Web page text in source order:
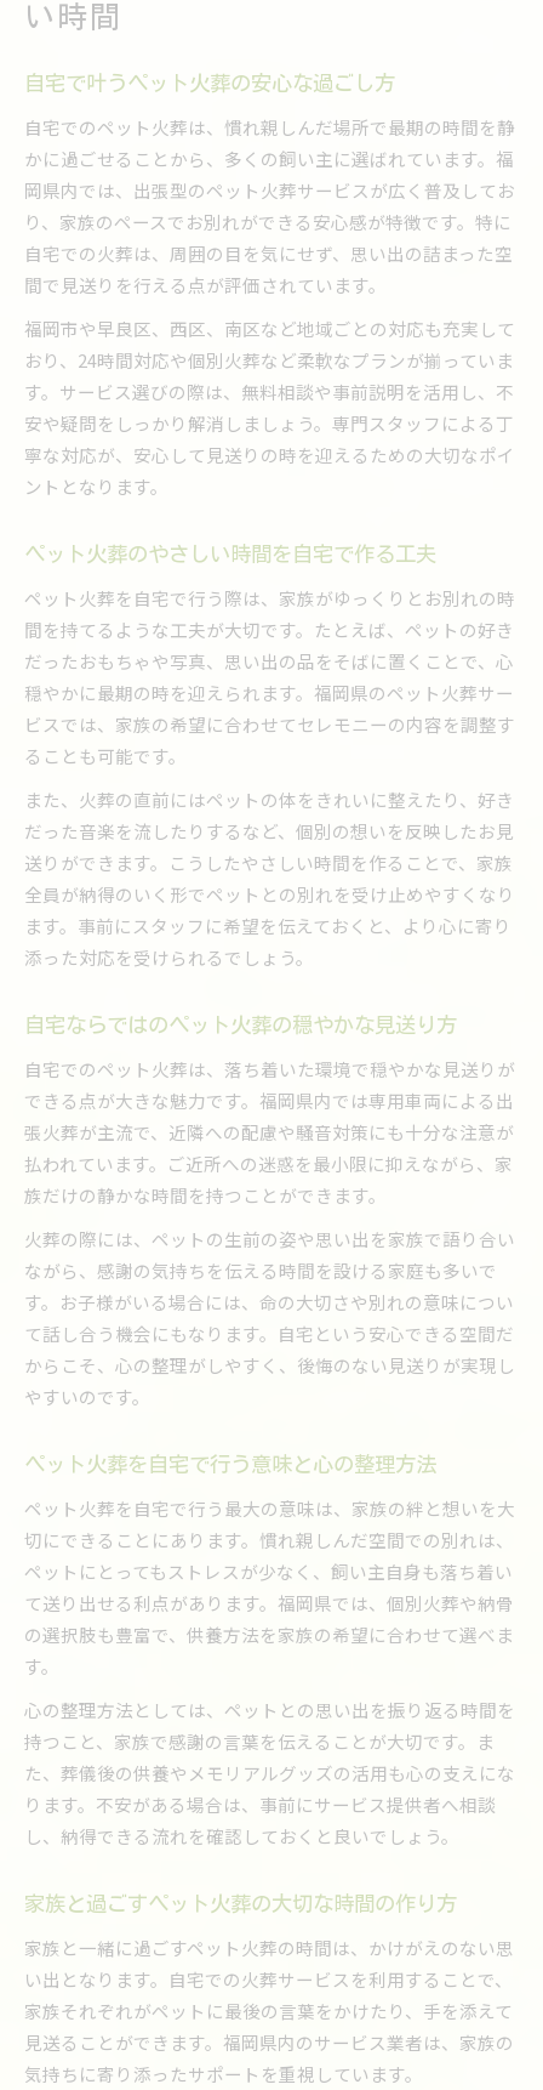
ト
ペット火葬自宅対応で大切な事前相談の活用法
自宅ペット火葬で安心感を得るためのポイント
福岡県における自宅でのペット火葬事情解説
福岡県の自宅ペット火葬サービスの現状と特徴
福岡県のペット火葬自宅対応の利便性と傾向
福岡県で広がる自宅ペット火葬の安心ポイント
福岡県の自宅ペット火葬選びで重視すべき点
福岡県におけるペット火葬自宅事情と口コミ活
用
ご自宅で後悔しないペット火葬を選ぶポイント
後悔しない自宅ペット火葬選びの確認ポイント
ペット火葬を自宅で選ぶ時の失敗しない選択基
自宅で納得できるペット火葬の見極め方を紹介
深い想いを大切にする火葬の供養方法紹介
自宅でできるペット火葬後の供養方法と心構え
ペット火葬後の自宅供養で大切にしたい想いの
継承
ペット火葬を自宅で見送る際の供養スタイル提
案
深い想いに寄り添う自宅ペット火葬供養の工夫
ペット火葬後の自宅供養アイデアと実践例
ペット火葬の流れと注意点をわかりやすく整理
自宅で行うペット火葬の流れと基本的な注意点
確認
自宅ペット火葬時に知っておきたい注意事項
ペット火葬自宅対応の流れを事前に把握するコ
ツ
トラブルを防ぐためのペット火葬自宅注意点ま
とめ
い時間
自宅で叶うペット火葬の安心な過ごし方
自宅でのペット火葬は、慣れ親しんだ場所で最期の時間を静
かに過ごせることから、多くの飼い主に選ばれています。福
岡県内では、出張型のペット火葬サービスが広く普及してお
り、家族のペースでお別れができる安心感が特徴です。特に
自宅での火葬は、周囲の目を気にせず、思い出の詰まった空
間で見送りを行える点が評価されています。
福岡市や早良区、西区、南区など地域ごとの対応も充実して
おり、24時間対応や個別火葬など柔軟なプランが揃っていま
す。サービス選びの際は、無料相談や事前説明を活用し、不
安や疑問をしっかり解消しましょう。専門スタッフによる丁
寧な対応が、安心して見送りの時を迎えるための大切なポイ
ントとなります。
ペット火葬のやさしい時間を自宅で作る工夫
ペット火葬を自宅で行う際は、家族がゆっくりとお別れの時
間を持てるような工夫が大切です。たとえば、ペットの好き
だったおもちゃや写真、思い出の品をそばに置くことで、心
穏やかに最期の時を迎えられます。福岡県のペット火葬サー
ビスでは、家族の希望に合わせてセレモニーの内容を調整す
ることも可能です。
また、火葬の直前にはペットの体をきれいに整えたり、好き
だった音楽を流したりするなど、個別の想いを反映したお見
送りができます。こうしたやさしい時間を作ることで、家族
全員が納得のいく形でペットとの別れを受け止めやすくなり
ます。事前にスタッフに希望を伝えておくと、より心に寄り
添った対応を受けられるでしょう。
自宅ならではのペット火葬の穏やかな見送り方
自宅でのペット火葬は、落ち着いた環境で穏やかな見送りが
できる点が大きな魅力です。福岡県内では専用車両による出
張火葬が主流で、近隣への配慮や騒音対策にも十分な注意が
払われています。ご近所への迷惑を最小限に抑えながら、家
族だけの静かな時間を持つことができます。
火葬の際には、ペットの生前の姿や思い出を家族で語り合い
ながら、感謝の気持ちを伝える時間を設ける家庭も多いで
す。お子様がいる場合には、命の大切さや別れの意味につい
て話し合う機会にもなります。自宅という安心できる空間だ
からこそ、心の整理がしやすく、後悔のない見送りが実現し
やすいのです。
ペット火葬を自宅で行う意味と心の整理方法
ペット火葬を自宅で行う最大の意味は、家族の絆と想いを大
切にできることにあります。慣れ親しんだ空間での別れは、
ペットにとってもストレスが少なく、飼い主自身も落ち着い
て送り出せる利点があります。福岡県では、個別火葬や納骨
の選択肢も豊富で、供養方法を家族の希望に合わせて選べま
す。
心の整理方法としては、ペットとの思い出を振り返る時間を
持つこと、家族で感謝の言葉を伝えることが大切です。ま
た、葬儀後の供養やメモリアルグッズの活用も心の支えにな
ります。不安がある場合は、事前にサービス提供者へ相談
し、納得できる流れを確認しておくと良いでしょう。
家族と過ごすペット火葬の大切な時間の作り方
家族と一緒に過ごすペット火葬の時間は、かけがえのない思
い出となります。自宅での火葬サービスを利用することで、
家族それぞれがペットに最後の言葉をかけたり、手を添えて
見送ることができます。福岡県内のサービス業者は、家族の
気持ちに寄り添ったサポートを重視しています。